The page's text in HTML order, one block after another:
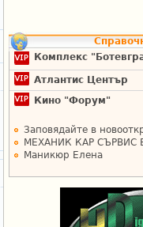
Комплекс
Атлантис Център
Кино "Форум"
Заповядайте в
МЕХАНИК КАР СЪРВИС
Маникюр Елена